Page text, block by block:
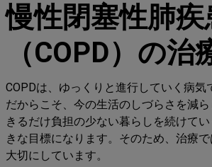
慢性閉塞性肺疾
（COPD）の治
COPDは、ゆっくりと進行していく病気
だからこそ、今の生活のしづらさを減
きるだけ負担の少ない暮らしを続けて
きな目標になります。そのため、治療
大切にしています。